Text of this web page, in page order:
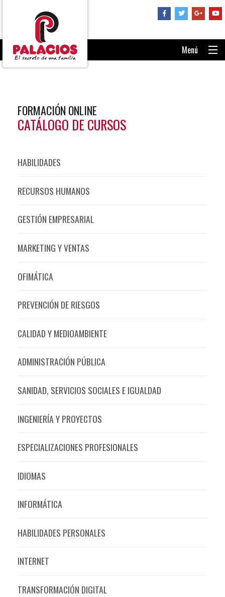
Menú
RECUPERAR CONTRASEÑA
CATÁLOGO DE CURSOS
FORMACIÓN ONLINE
HABILIDADES
RECURSOS HUMANOS
GESTIÓN EMPRESARIAL
MARKETING Y VENTAS
OFIMÁTICA
PREVENCIÓN DE RIESGOS
CALIDAD Y MEDIOAMBIENTE
ADMINISTRACIÓN PÚBLICA
SANIDAD, SERVICIOS SOCIALES E IGUALDAD
INGENIERÍA Y PROYECTOS
ESPECIALIZACIONES PROFESIONALES
IDIOMAS
INFORMÁTICA
HABILIDADES PERSONALES
INTERNET
TRANSFORMACIÓN DIGITAL